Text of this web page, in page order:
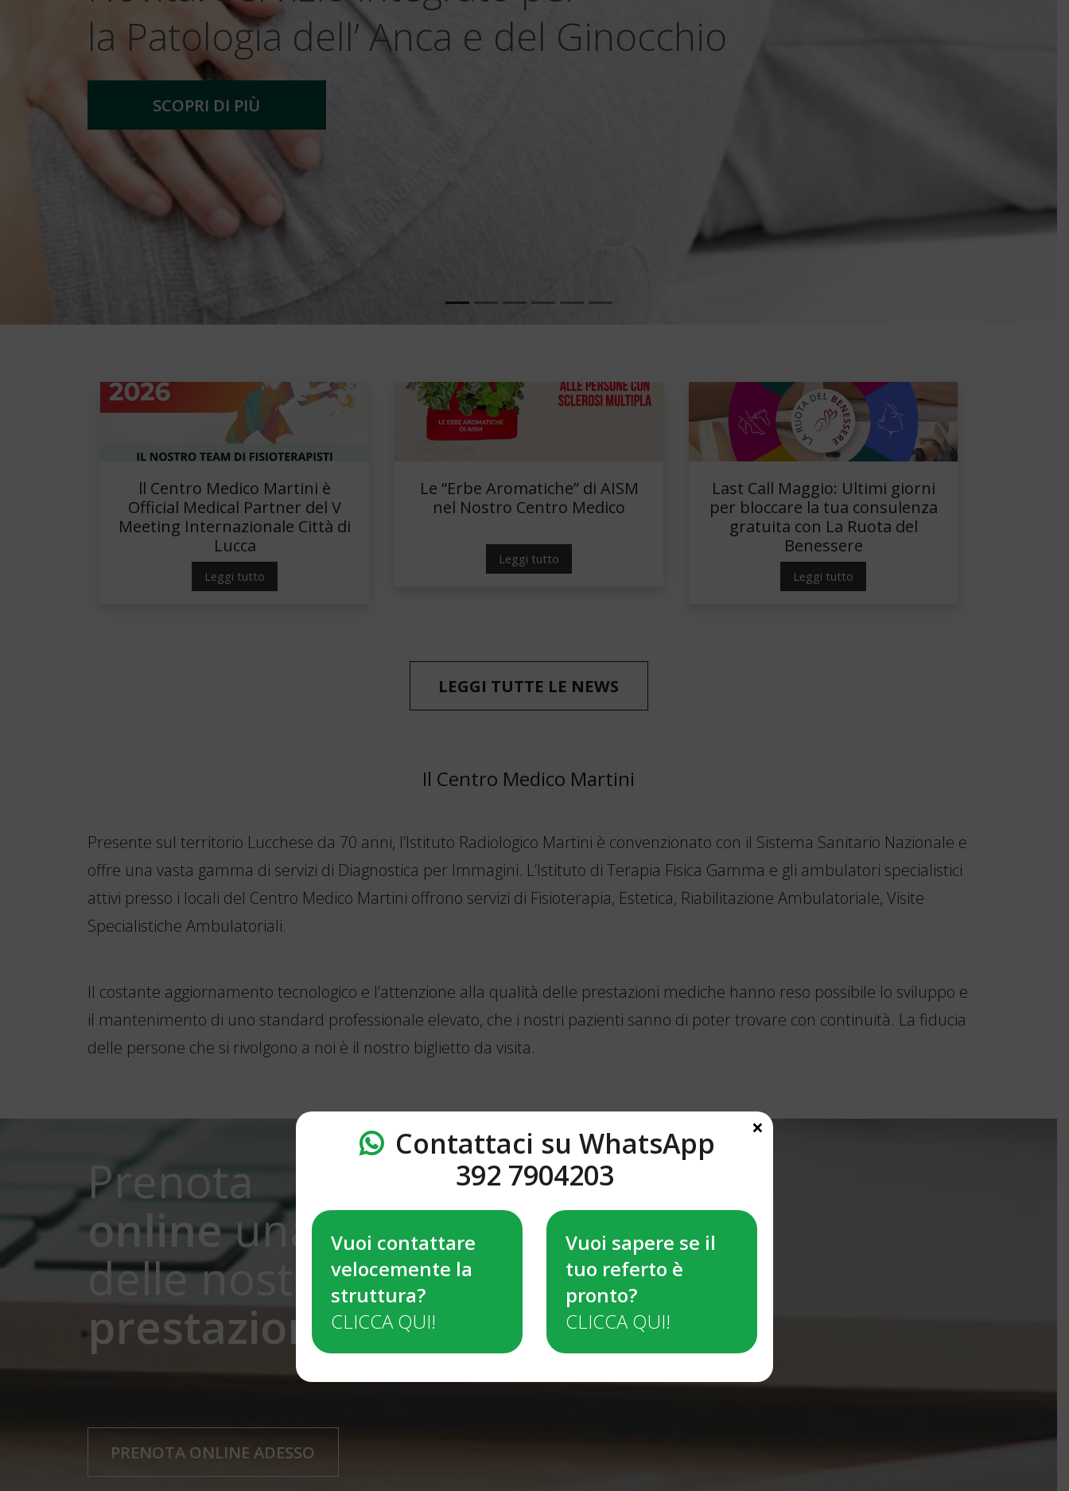
C.I.P.S.
ll Centro Medico Martini è
Official Medical Partner del V
Meeting Internazionale Città di
Lucca
Leggi tutto
Le “Erbe Aromatiche” di AISM
nel Nostro Centro Medico
Leggi tutto
Last Call Maggio: Ultimi giorni
per bloccare la tua consulenza
gratuita con La Ruota del
Benessere
Leggi tutto
LEGGI TUTTE LE NEWS
Il Centro Medico Martini
Presente sul territorio Lucchese da 70 anni, l’Istituto Radiologico Martini è convenzionato con il Sistema Sanitario Nazionale e
offre una vasta gamma di servizi di Diagnostica per Immagini. L’Istituto di Terapia Fisica Gamma e gli ambulatori specialistici
attivi presso i locali del Centro Medico Martini offrono servizi di Fisioterapia, Estetica, Riabilitazione Ambulatoriale, Visite
Specialistiche Ambulatoriali.
Il costante aggiornamento tecnologico e l’attenzione alla qualità delle prestazioni mediche hanno reso possibile lo sviluppo e
il mantenimento di uno standard professionale elevato, che i nostri pazienti sanno di poter trovare con continuità. La fiducia
delle persone che si rivolgono a noi è il nostro biglietto da visita.
Prenota
onlineuna
delle nostre
prestazioni
PRENOTA ONLINE ADESSO
Contattaci su WhatsApp
392 7904203
Vuoi contattare
velocemente la
struttura?
CLICCA QUI!
Vuoi sapere se il
tuo referto è
pronto?
CLICCA QUI!
×